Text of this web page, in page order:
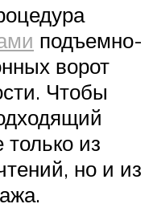
подъемно-
ворот
Чтобы
только из
но и из